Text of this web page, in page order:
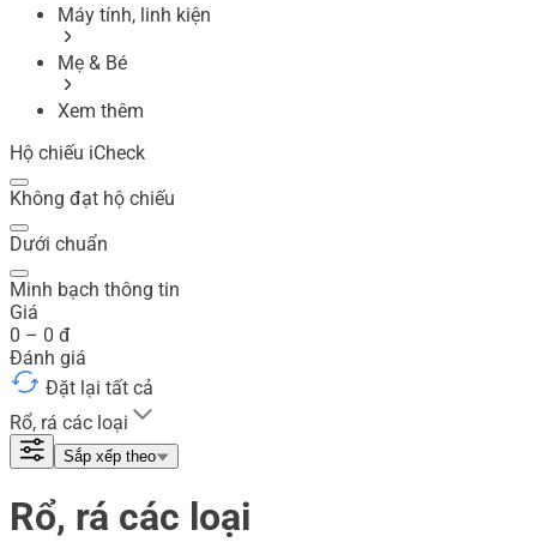
Máy tính, linh kiện
Mẹ & Bé
Xem thêm
Hộ chiếu iCheck
Không đạt hộ chiếu
Dưới chuẩn
Minh bạch thông tin
Giá
0 – 0 đ
Đánh giá
Đặt lại tất cả
Rổ, rá các loại
Sắp xếp theo
Rổ, rá các loại